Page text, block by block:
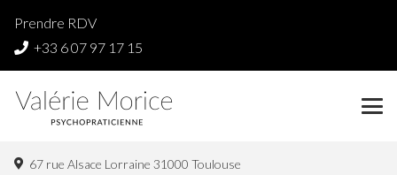
Prendre RDV
+33 6 07 97 17 15
67 rue Alsace Lorraine 31000 Toulouse